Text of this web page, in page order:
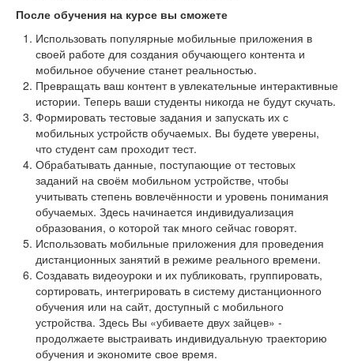
После обучения на курсе вы сможете
Использовать популярные мобильные приложения в
своей работе для создания обучающего контента и
мобильное обучение станет реальностью.
Превращать ваш контент в увлекательные интерактивные
истории. Теперь ваши студенты никогда не будут скучать.
Формировать тестовые задания и запускать их с
мобильных устройств обучаемых. Вы будете уверены,
что студент сам проходит тест.
Обрабатывать данные, поступающие от тестовых
заданий на своём мобильном устройстве, чтобы
учитывать степень вовлечённости и уровень понимания
обучаемых. Здесь начинается индивидуализация
образования, о которой так много сейчас говорят.
Использовать мобильные приложения для проведения
дистанционных занятий в режиме реального времени.
Создавать видеоуроки и их публиковать, группировать,
сортировать, интегрировать в систему дистанционного
обучения или на сайт, доступный с мобильного
устройства. Здесь Вы «убиваете двух зайцев» -
продолжаете выстраивать индивидуальную траекторию
обучения и экономите свое время.